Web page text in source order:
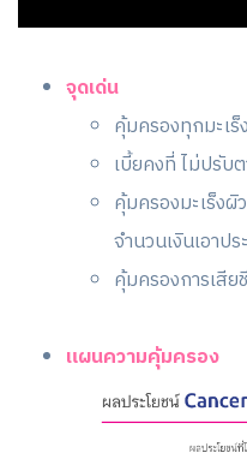
จุดเด่น
คุ้มครองทุกมะเ
เบี้ยคงที่ ไม่ปรับ
คุ้มครองมะเร็ง
จำนวนเงินเอาป
คุ้มครองการเสี
แผนความคุ้มครอง